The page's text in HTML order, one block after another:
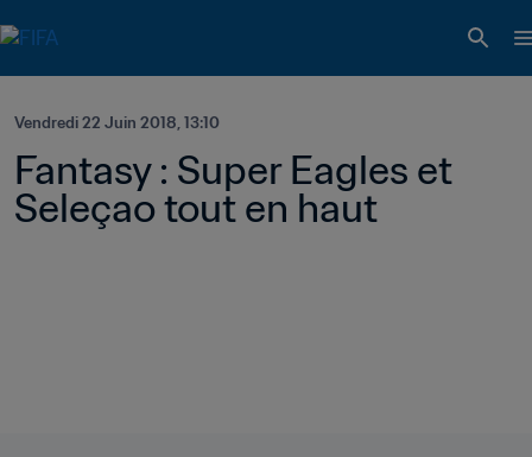
Vendredi 22 Juin 2018, 13:10
Fantasy : Super Eagles et
Seleçao tout en haut